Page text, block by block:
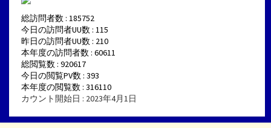
総訪問者数 : 185752
今日の訪問者UU数 : 115
昨日の訪問者UU数 : 210
本年度の訪問者数 : 60611
総閲覧数 : 920617
今日の閲覧PV数 : 393
本年度の閲覧数 : 316110
カウント開始日 : 2023年4月1日